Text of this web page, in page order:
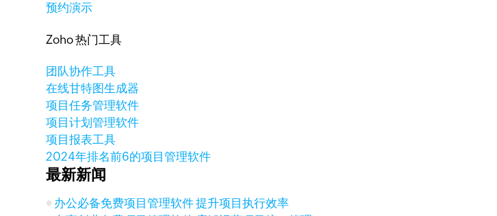
预约演示
Zoho 热门工具
团队协作工具
在线甘特图生成器
项目任务管理软件
项目计划管理软件
项目报表工具
2024年排名前6的项目管理软件
最新新闻
办公必备免费项目管理软件 提升项目执行效率